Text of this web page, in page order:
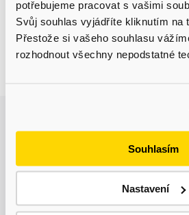
potřebujeme pracovat s vašimi
Svůj souhlas vyjádříte kliknutím na
Přestože si vašeho souhlasu
rozhodnout všechny nepodstatné
Souhlasím
Nastavení
Detailní informace
nadměrných nákladů